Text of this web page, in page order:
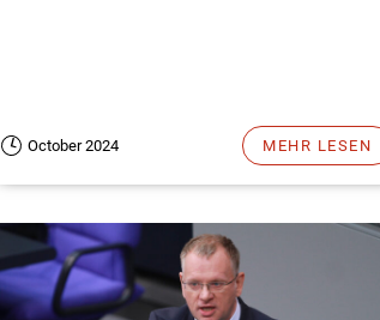
October 2024 MEHR LESEN